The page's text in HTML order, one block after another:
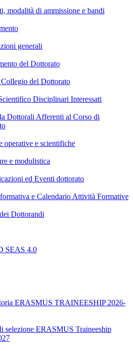
modalità di ammissione e bandi
generali
del Dottorato
del Dottorato
Disciplinari Interessati
Dottorali Afferenti al Corso di
operative e scientifiche
e modulistica
ed Eventi dottorato
e Calendario Attività Formative
Dottorandi
SEAS 4.0
ERASMUS TRAINEESHIP 2026-
selezione ERASMUS Traineeship